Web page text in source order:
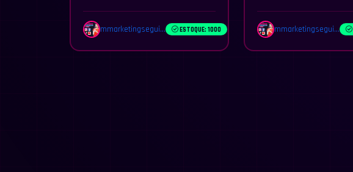
mmarketingsegui... ESTOQUE: 1000 mmarketingsegui...